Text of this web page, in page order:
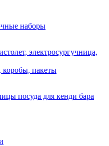
наборы
электросургучница,
коробы, пакеты
посуда для кенди бара